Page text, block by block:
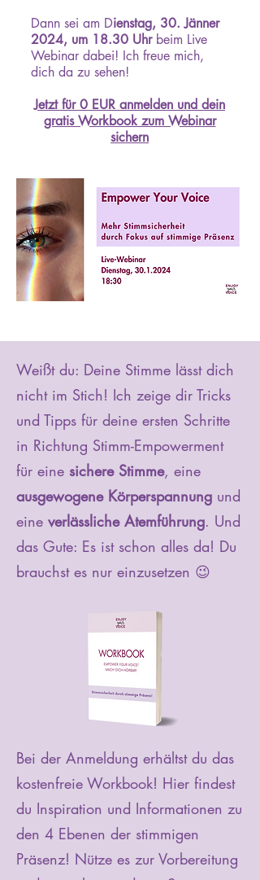
Dann sei am Dienstag, 30. Jänner
2024, um 18.30 Uhrbeim Live
Webinar dabei! Ich freue mich,
dich da zu sehen!
Jetzt für 0 EUR anmelden und dein
gratis Workbook zum Webinar
sichern
Weißt du: Deine Stimme lässt dich
nicht im Stich! Ich zeige dir Tricks
und Tipps für deine ersten Schritte
in Richtung Stimm-Empowerment
für eine sichere Stimme, eine
ausgewogene Körperspannung und
eine verlässliche Atemführung. Und
das Gute: Es ist schon alles da! Du
brauchst es nur einzusetzen 😉
Bei der Anmeldung erhältst du das
kostenfreie Workbook! Hier findest
du Inspiration und Informationen zu
den 4 Ebenen der stimmigen
Präsenz! Nütze es zur Vorbereitung